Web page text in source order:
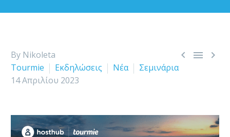
  
By Nikoleta
Tourmie
Εκδηλώσεις Νέα
Σεμινάρια
14 Απριλίου 2023